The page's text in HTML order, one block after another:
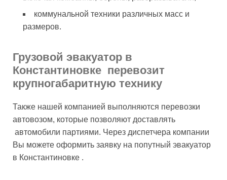
коммунальной техники различных масс и
размеров.
Грузовой эвакуатор в
Константиновке перевозит
крупногабаритную технику
Также нашей компанией выполняются перевозки
автовозом, которые позволяют доставлять
автомобили партиями. Через диспетчера компании
Вы можете оформить заявку на попутный эвакуатор
в Константиновке .